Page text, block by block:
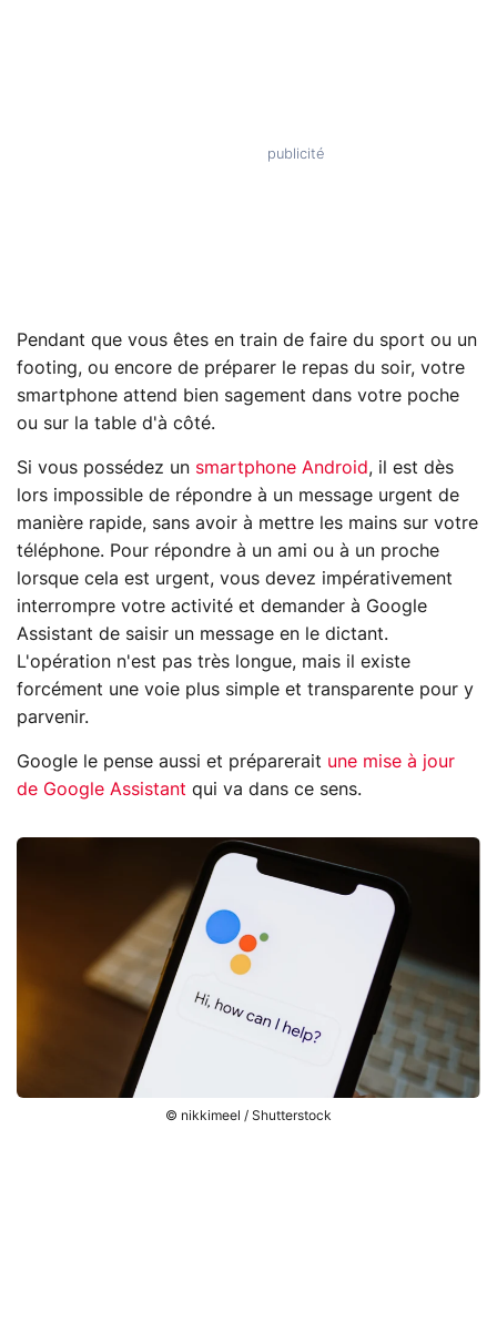
Pendant que vous êtes en train de faire du sport ou un
footing, ou encore de préparer le repas du soir, votre
smartphone attend bien sagement dans votre poche
ou sur la table d'à côté.
Si vous possédez un smartphone Android, il est dès
lors impossible de répondre à un message urgent de
manière rapide, sans avoir à mettre les mains sur votre
téléphone. Pour répondre à un ami ou à un proche
lorsque cela est urgent, vous devez impérativement
interrompre votre activité et demander à Google
Assistant de saisir un message en le dictant.
L'opération n'est pas très longue, mais il existe
forcément une voie plus simple et transparente pour y
parvenir.
Google le pense aussi et préparerait une mise à jour
de Google Assistant qui va dans ce sens.
© nikkimeel / Shutterstock